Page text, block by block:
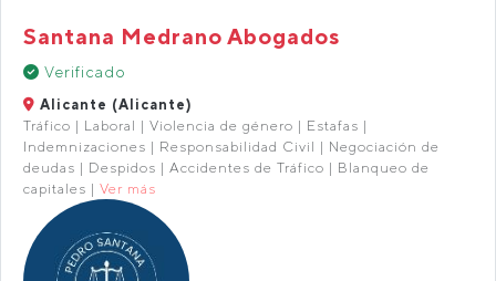
Santana Medrano Abogados
Verificado
Alicante (Alicante)
Tráfico | Laboral | Violencia de género | Estafas |
Indemnizaciones | Responsabilidad Civil | Negociación de
deudas | Despidos | Accidentes de Tráfico | Blanqueo de
capitales | Ver más